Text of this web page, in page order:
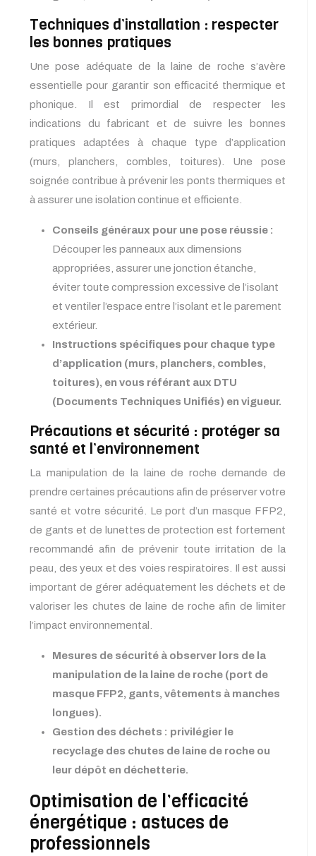
Techniques d’installation : respecter
les bonnes pratiques
Une pose adéquate de la laine de roche s’avère
essentielle pour garantir son efficacité thermique et
phonique. Il est primordial de respecter les
indications du fabricant et de suivre les bonnes
pratiques adaptées à chaque type d’application
(murs, planchers, combles, toitures). Une pose
soignée contribue à prévenir les ponts thermiques et
à assurer une isolation continue et efficiente.
Conseils généraux pour une pose réussie :
Découper les panneaux aux dimensions
appropriées, assurer une jonction étanche,
éviter toute compression excessive de l’isolant
et ventiler l’espace entre l’isolant et le parement
extérieur.
Instructions spécifiques pour chaque type
d’application (murs, planchers, combles,
toitures), en vous référant aux DTU
(Documents Techniques Unifiés) en vigueur.
Précautions et sécurité : protéger sa
santé et l’environnement
La manipulation de la laine de roche demande de
prendre certaines précautions afin de préserver votre
santé et votre sécurité. Le port d’un masque FFP2,
de gants et de lunettes de protection est fortement
recommandé afin de prévenir toute irritation de la
peau, des yeux et des voies respiratoires. Il est aussi
important de gérer adéquatement les déchets et de
valoriser les chutes de laine de roche afin de limiter
l’impact environnemental.
Mesures de sécurité à observer lors de la
manipulation de la laine de roche (port de
masque FFP2, gants, vêtements à manches
longues).
Gestion des déchets : privilégier le
recyclage des chutes de laine de roche ou
leur dépôt en déchetterie.
Optimisation de l’efficacité
énergétique : astuces de
professionnels